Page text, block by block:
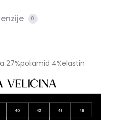
0
27%poliamid 4%elastin